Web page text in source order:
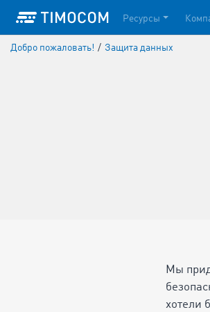
Ресурсы
Добро пожаловать! / Защита данных
Мы
хотели